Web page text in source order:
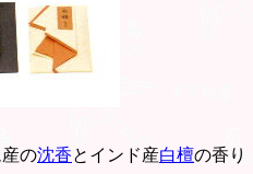
の沈香とインド産白檀の香り